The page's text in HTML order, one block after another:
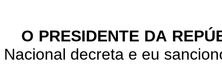
O PRESIDENTE DA
Nacional decreta e eu